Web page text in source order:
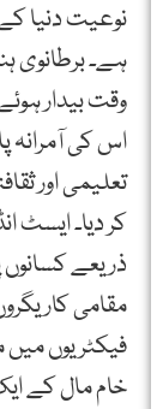
نوعیت دنیا
ہے۔ برطانوی
وقت بیدار
اس کی آمرانہ
تعلیمی اور
کر دیا۔ ایسٹ
ذریعے کسانوں
مقامی
فیکٹریوں میں
خام مال کے